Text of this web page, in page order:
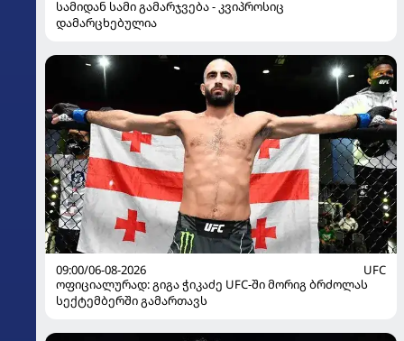
სამიდან სამი გამარჯვება - კვიპროსიც
დამარცხებულია
09:00/06-08-2026
UFC
ოფიციალურად: გიგა ჭიკაძე UFC-ში მორიგ ბრძოლას
სექტემბერში გამართავს